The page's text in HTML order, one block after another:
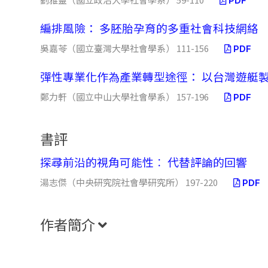
編排風險： 多胚胎孕育的多重社會科技網絡
吳嘉苓（國立臺灣大學社會學系） 111-156 PDF
彈性專業化作為產業轉型途徑： 以台灣遊艇
鄭力軒（國立中山大學社會學系） 157-196 PDF
書評
探尋前沿的視角可能性︰ 代替評論的回響
湯志傑（中央研究院社會學研究所） 197-220 PDF
作者簡介